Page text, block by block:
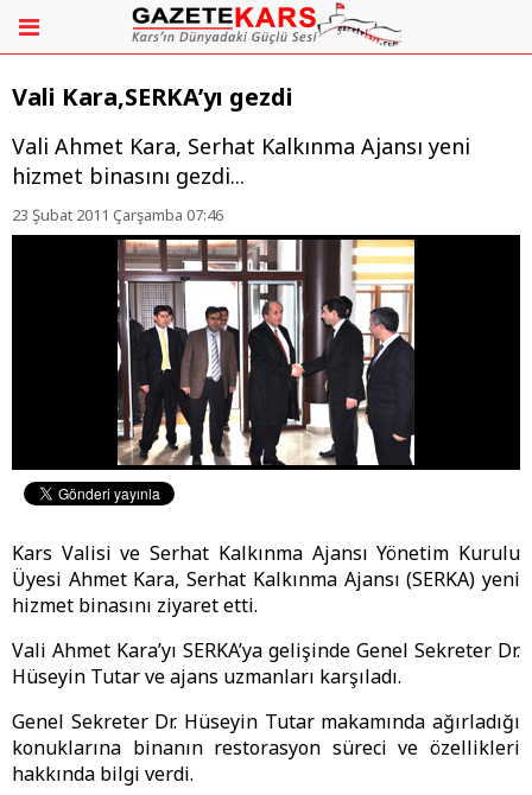
Vali Kara,SERKA’yı gezdi
Vali Ahmet Kara, Serhat Kalkınma Ajansı yeni
hizmet binasını gezdi...
23 Şubat 2011 Çarşamba 07:46
Kars Valisi ve Serhat Kalkınma Ajansı Yönetim Kurulu
Üyesi Ahmet Kara, Serhat Kalkınma Ajansı (SERKA) yeni
hizmet binasını ziyaret etti.
Vali Ahmet Kara’yı SERKA’ya gelişinde Genel Sekreter Dr.
Hüseyin Tutar ve ajans uzmanları karşıladı.
Genel Sekreter Dr. Hüseyin Tutar makamında ağırladığı
konuklarına binanın restorasyon süreci ve özellikleri
hakkında bilgi verdi.